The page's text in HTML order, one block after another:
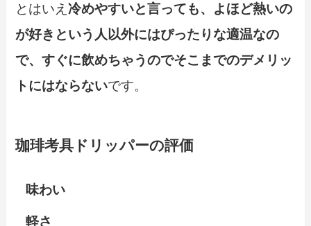
とはいえ冷めやすいと言っても、よほど熱いの
が好きという人以外にはぴったりな適温なの
で、すぐに飲めちゃうのでそこまでのデメリッ
トにはならないです。
珈琲考具ドリッパーの評価
味わい
軽さ